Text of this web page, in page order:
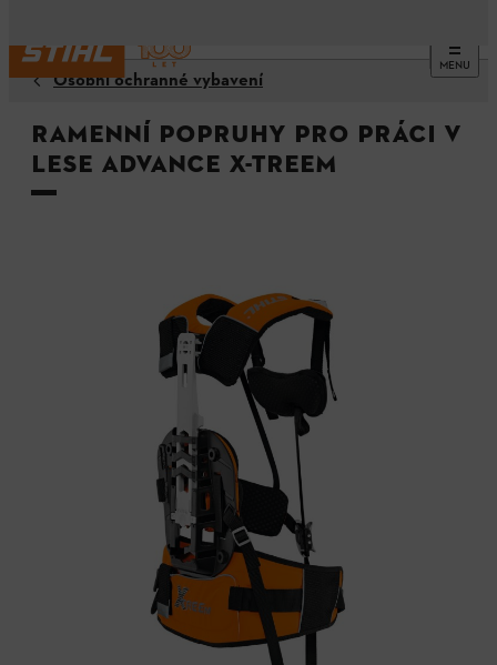
MENU
Osobní ochranné vybavení
Ramenní popruhy pro práci v
lese ADVANCE X-TREEm